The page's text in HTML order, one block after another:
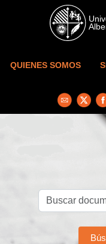
Skip to main content
QUIENES SOMOS